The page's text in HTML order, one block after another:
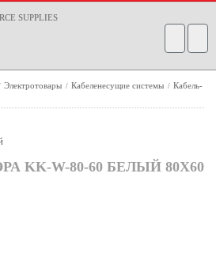
Электротовары / Кабеленесущие системы / Кабель-
KK-W-80-60 БЕЛЫЙ 80X60